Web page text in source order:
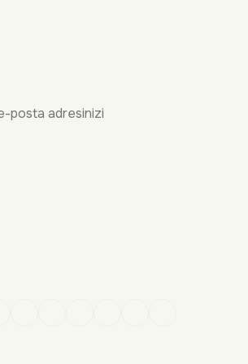
posta adresinizi